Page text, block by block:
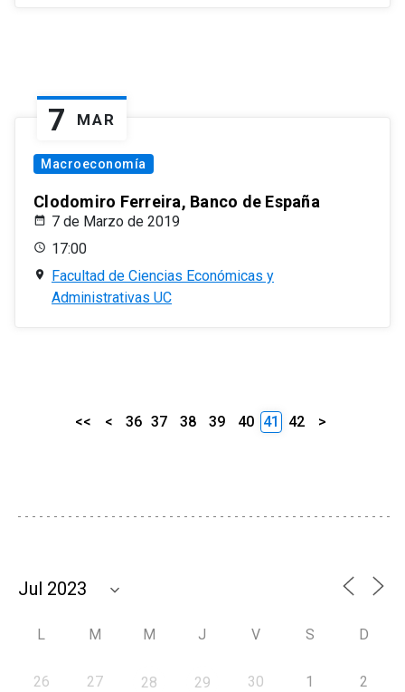
7 MAR
Macroeconomía
Clodomiro Ferreira, Banco de España
7 de Marzo de 2019
17:00
Facultad de Ciencias Económicas y
Administrativas UC
<< < 36 37 38 39 40 41 42 >
L M M J V S D
26 27 28 29 30 1 2